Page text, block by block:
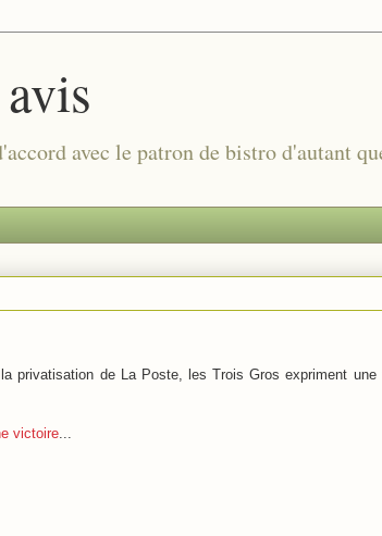
avec le patron de bistro d'autant
privatisation de La Poste, les Trois Gros expriment une
victoire